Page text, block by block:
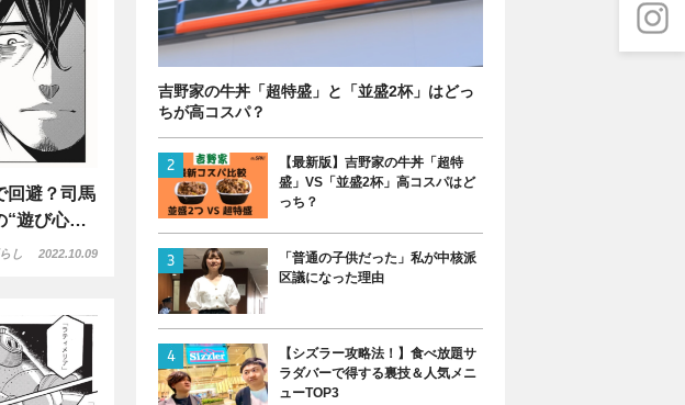
回避？司馬
“遊び心…
し 2022.10.09
吉野家の牛丼「超特盛」と「並盛2杯」はどっ
ちが高コスパ？
【最新版】吉野家の牛丼「超特
盛」VS「並盛2杯」高コスパはど
っち？
「普通の子供だった」私が中核派
区議になった理由
【シズラー攻略法！】食べ放題サ
ラダバーで得する裏技＆人気メニ
ューTOP3